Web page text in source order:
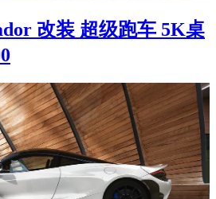
改装 超级跑车 5K桌